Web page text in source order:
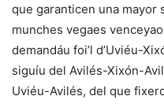
que garanticen una mayor
munches vegaes
demandáu foi’l d’Uviéu-
siguíu del Avilés-Xixón-
Uviéu-Avilés, del que